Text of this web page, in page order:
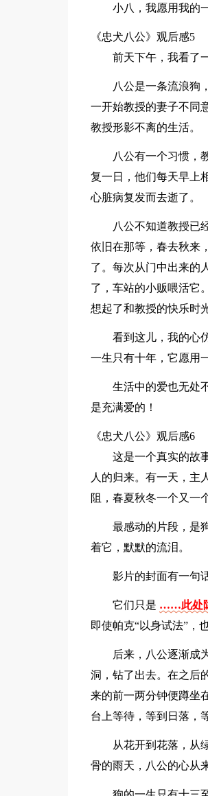
小八，我愿用我的
《忠犬八公》观后感5
前天下午，我看了
八公是一条流浪狗
一开始教授的妻子不同
教授形影不离的生活。
八公有一个习惯，
复一日，他们每天早上
心脏病复发而去逝了。
八公不知道教授已
依旧在那等，春去秋来
了。每次从门中出来的
了，车站的小贩喂活它
想起了和教授的快乐时光
看到这儿，我的心
一生只有十年，它愿用
生活中的爱也无处
是充满爱的！
《忠犬八公》观后感6
这是一个真实的故
人的归来。有一天，主
阻，春夏秋冬一个又一
最感动的片段，是
着它，默默的流泪。
影片的封面有一句
它们只是 ……此处
即使帕克“以身试法”，
后来，八公逐渐成
洞，钻了出去。在之后
来的前一两分钟便蹲坐
台上等待，等到日落，
从花开到花落，从
骨的雨天，八公的心从